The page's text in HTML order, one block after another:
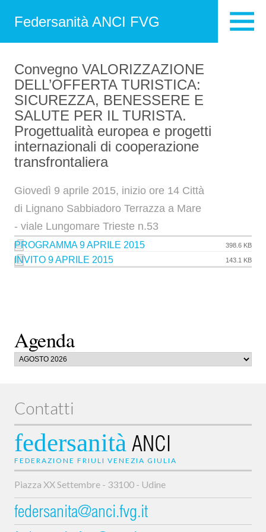
Federsanità ANCI FVG
Agenda
Convegno VALORIZZAZIONE
DELL’OFFERTA TURISTICA:
SICUREZZA, BENESSERE E
SALUTE PER IL TURISTA.
Progettualità europea e progetti
internazionali di cooperazione
transfrontaliera
Giovedì 9 aprile 2015, inizio ore 14 Città
di Lignano Sabbiadoro Terrazza a Mare
- viale Lungomare Trieste n.53
PROGRAMMA 9 APRILE 2015 398.6 KB
INVITO 9 APRILE 2015 143.1 KB
Contatti
federsanità ANCI
FEDERAZIONE FRIULI VENEZIA GIULIA
Piazza XX Settembre - 33100 - Udine
federsanita@anci.fvg.it